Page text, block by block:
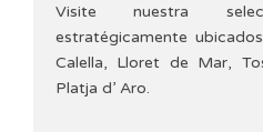
Visite nuestra
estratégicamente
Calella, Lloret de Mar,
Platja d’ Aro.